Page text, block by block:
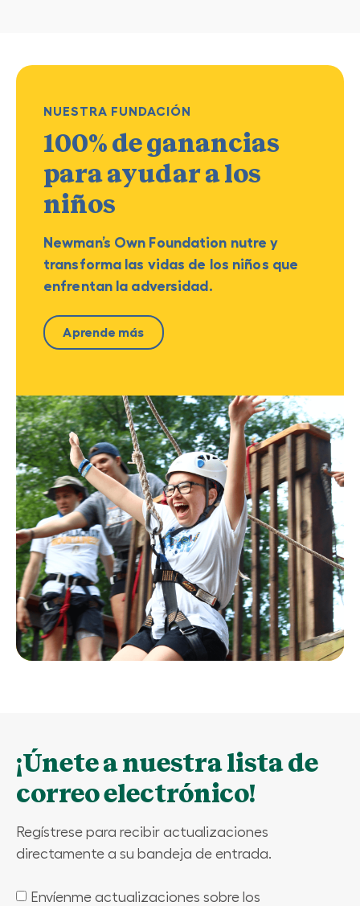
NUESTRA FUNDACIÓN
100% de ganancias
para ayudar a los
niños
Newman’s Own Foundation nutre y
transforma las vidas de los niños que
enfrentan la adversidad.
Aprende más
¡Únete a nuestra lista de
correo electrónico!
Regístrese para recibir actualizaciones
directamente a su bandeja de entrada.
(Required)
Envíenme actualizaciones sobre los